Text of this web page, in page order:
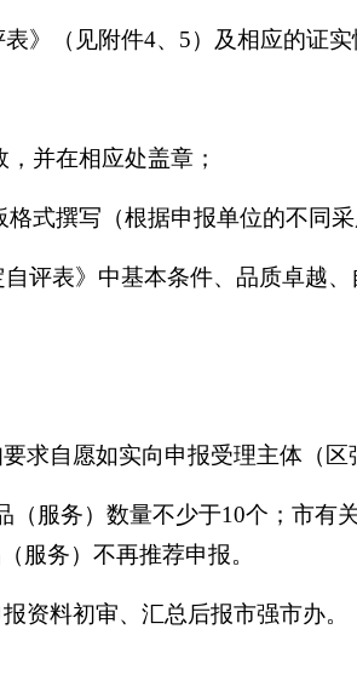
》（见附件4、5）及相应的证实
并在相应处盖章；
式撰写（根据申报单位的不同采
自评表》中基本条件、品质卓越
求自愿如实向申报受理主体（
（服务）数量不少于10个；市有
服务）不再推荐申报。
资料初审、汇总后报市强市办。